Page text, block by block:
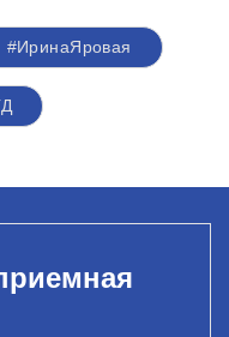
#ИринаЯровая